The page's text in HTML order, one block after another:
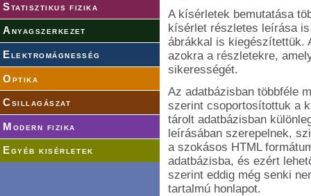
Statisztikus fizika
Anyagszerkezet
Elektromágnesség
Optika
Csillagászat
Modern fizika
Egyéb kisérletek
A kísérletek bemutatása
kísérlet részletes leírása
ábrákkal is kiegészítettük.
azokra a részletekre,
sikerességét.
Az adatbázisban többféle
szerint csoportosítottuk a
tárolt adatbázisban
leírásában szerepelnek,
a szokásos HTML
adatbázisba, és ezért
szerint eddig még senki
tartalmú honlapot.